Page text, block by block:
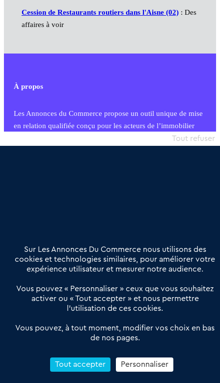
Cession de Restaurants routiers dans l'Aisne (02): Des
affaires à voir
À propos
Les Annonces du Commerce propose un outil unique de mise
en relation qualifiée conçu pour les acteurs de l’immobilier
commercial et les collectivités territoriales, simple et intégrant
Offres Pro
Actualités
Qui sommes nous ?
Derniers articles
Réseau 3C : un partenaire national dédié aux transactions
Petitscommerces : Un partenariat au service du commerce de
proximité et des territoires
Reprendre un Restaurant Rapide
Sur Les Annonces Du Commerce nous utilisons des
cookies et technologies similaires, pour améliorer votre
expérience utilisateur et mesurer notre audience.
Vous pouvez « Personnaliser » ceux que vous souhaitez
activer ou « Tout accepter » et nous permettre
l’utilisation de ces cookies.
Vous pouvez, à tout moment, modifier vos choix en bas
de nos pages.
Tout accepter
Tout refuser
Personnaliser